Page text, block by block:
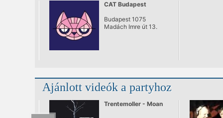
CAT Budapest
Budapest 1075
Madách Imre út 13.
Ajánlott videók a partyhoz
Trentemoller - Moan